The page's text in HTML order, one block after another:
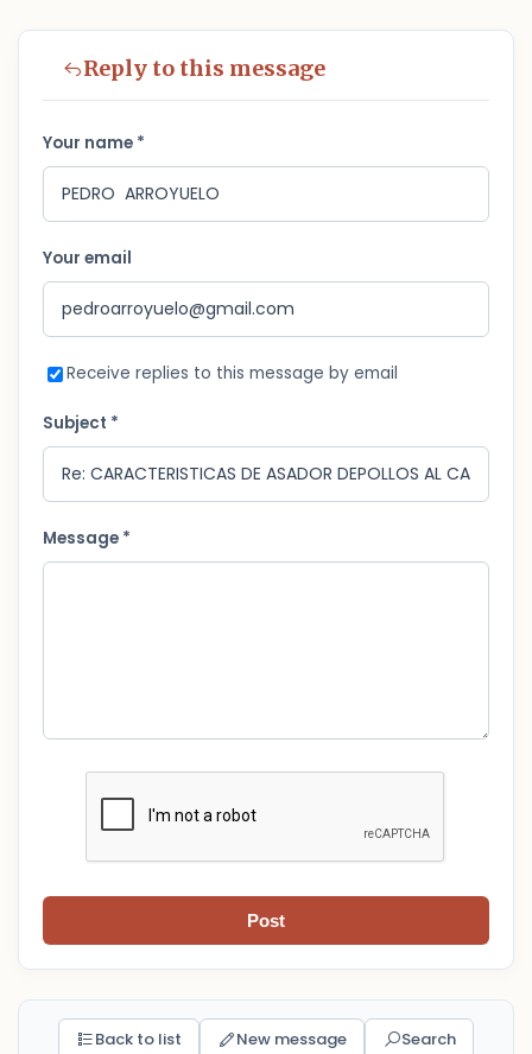
Reply to this message
Your name *
Your email
Receive replies to this message by email
Subject *
Message *
Post
Back to list New message Search